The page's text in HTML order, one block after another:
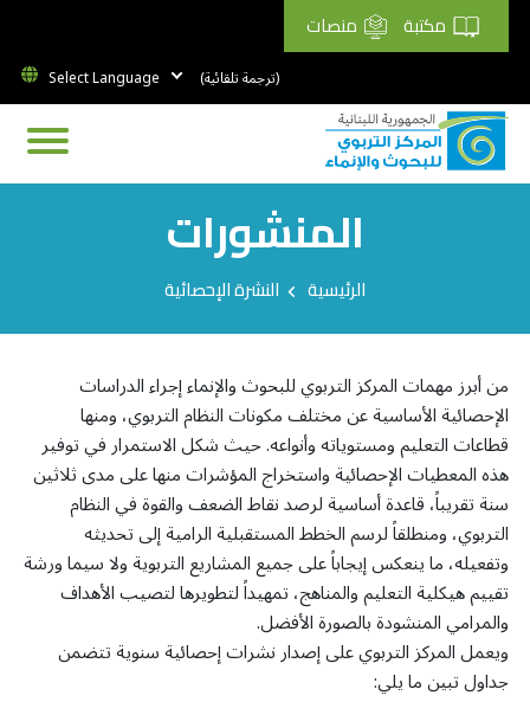
مكتبة منصات
(ترجمة تلقائية)
المنشورات
Breadcrumbالرئيسية النشرة الإحصائية
من أبرز مهمات المركز التربوي للبحوث والإنماء إجراء الدراسات
الإحصائية الأساسية عن مختلف مكونات النظام التربوي، ومنها
قطاعات التعليم ومستوياته وأنواعه. حيث شكل الاستمرار في توفير
هذه المعطيات الإحصائية واستخراج المؤشرات منها على مدى ثلاثين
سنة تقريباً، قاعدة أساسية لرصد نقاط الضعف والقوة في النظام
التربوي، ومنطلقاً لرسم الخطط المستقبلية الرامية إلى تحديثه
وتفعيله، ما ينعكس إيجاباً على جميع المشاريع التربوية ولا سيما ورشة
تقييم هيكلية التعليم والمناهج، تمهيداً لتطويرها لتصيب الأهداف
والمرامي المنشودة بالصورة الأفضل.
ويعمل المركز التربوي على إصدار نشرات إحصائية سنوية تتضمن
جداول تبين ما يلي: